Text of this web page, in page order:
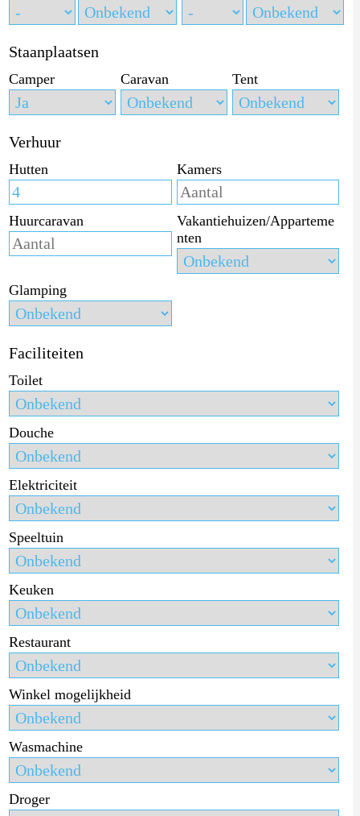
Staanplaatsen
Camper Caravan Tent
Verhuur
Hutten Kamers
Huurcaravan
Vakantiehuizen/Apparteme
nten
Glamping
Faciliteiten
Toilet
Douche
Elektriciteit
Speeltuin
Keuken
Restaurant
Winkel mogelijkheid
Wasmachine
Droger